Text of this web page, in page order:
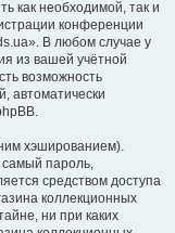
как необходимой, так и
конференции
В любом случае у
из вашей учётной
возможность
автоматически
хэшированием).
самый пароль,
средством доступа
коллекционных
ни при каких